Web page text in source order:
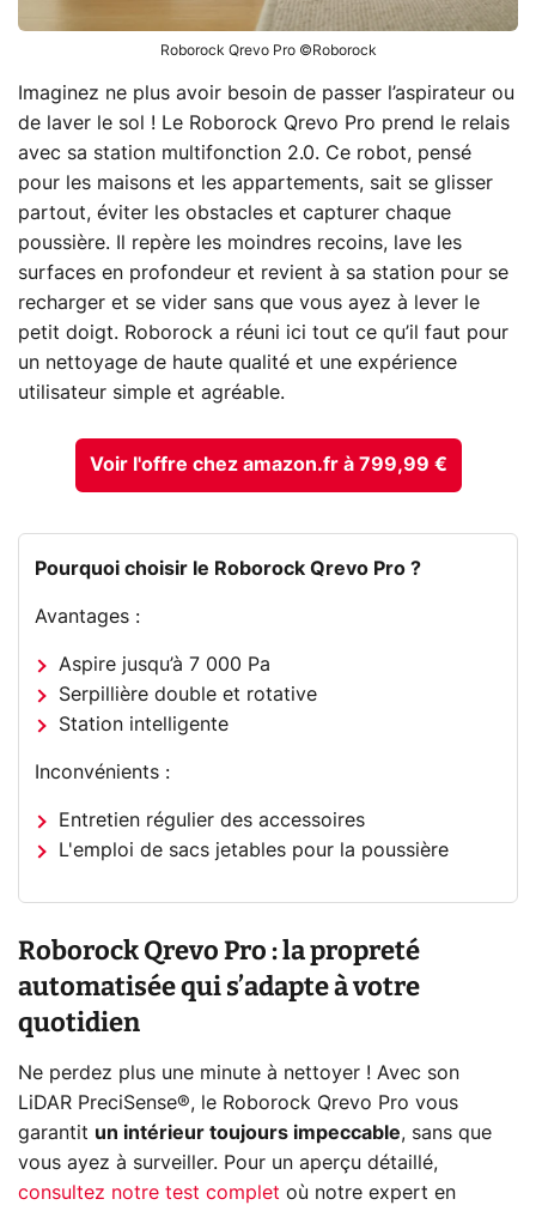
Roborock Qrevo Pro ©Roborock
Imaginez ne plus avoir besoin de passer l’aspirateur ou
de laver le sol ! Le Roborock Qrevo Pro prend le relais
avec sa station multifonction 2.0. Ce robot, pensé
pour les maisons et les appartements, sait se glisser
partout, éviter les obstacles et capturer chaque
poussière. Il repère les moindres recoins, lave les
surfaces en profondeur et revient à sa station pour se
recharger et se vider sans que vous ayez à lever le
petit doigt. Roborock a réuni ici tout ce qu’il faut pour
un nettoyage de haute qualité et une expérience
utilisateur simple et agréable.
Voir l'offre chez amazon.fr à 799,99 €
Pourquoi choisir le Roborock Qrevo Pro ?
Avantages :
Aspire jusqu’à 7 000 Pa
Serpillière double et rotative
Station intelligente
Inconvénients :
Entretien régulier des accessoires
L'emploi de sacs jetables pour la poussière
Roborock Qrevo Pro : la propreté
automatisée qui s’adapte à votre
quotidien
Ne perdez plus une minute à nettoyer ! Avec son
LiDAR PreciSense®, le Roborock Qrevo Pro vous
garantit un intérieur toujours impeccable, sans que
vous ayez à surveiller. Pour un aperçu détaillé,
consultez notre test complet où notre expert en